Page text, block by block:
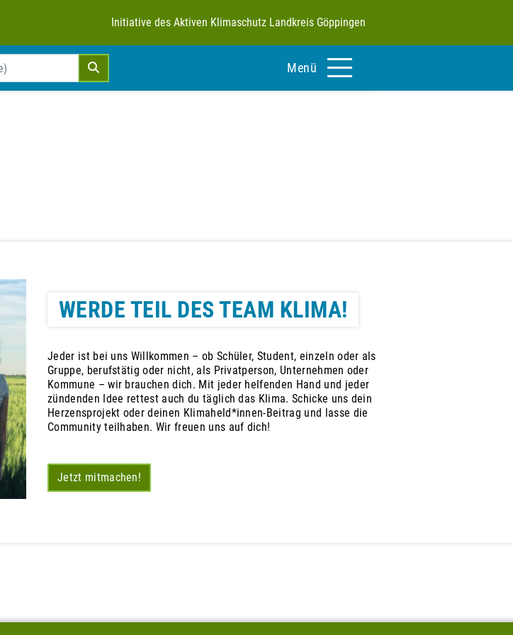
Initiative des Aktiven Klimaschutz Landkreis Göppingen
Menü
WERDE TEIL DES TEAM KLIMA!
Jeder ist bei uns Willkommen – ob Schüler, Student, einzeln oder als
Gruppe, berufstätig oder nicht, als Privatperson, Unternehmen oder
Kommune – wir brauchen dich. Mit jeder helfenden Hand und jeder
zündenden Idee rettest auch du täglich das Klima. Schicke uns dein
Herzensprojekt oder deinen Klimaheld*innen-Beitrag und lasse die
Community teilhaben. Wir freuen uns auf dich!
Jetzt mitmachen!